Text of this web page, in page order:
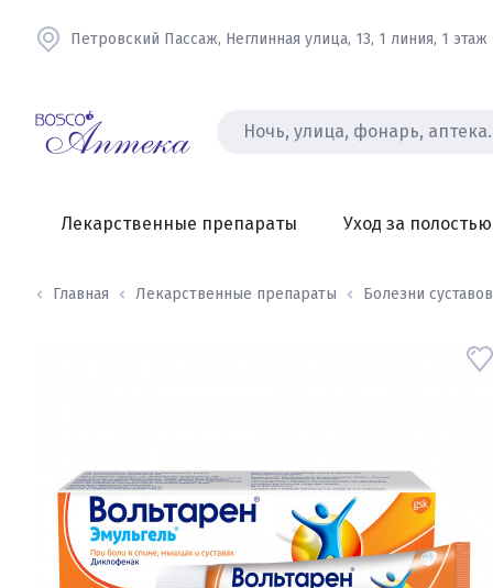
Петровский Пассаж, Неглинная улица, 13, 1 линия, 1 этаж
Лекарственные препараты Уход за
Главная Лекарственные препараты Болезни